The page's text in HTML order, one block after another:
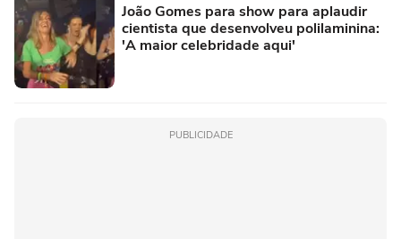
João Gomes para show para aplaudir
cientista que desenvolveu polilaminina:
'A maior celebridade aqui'
PUBLICIDADE